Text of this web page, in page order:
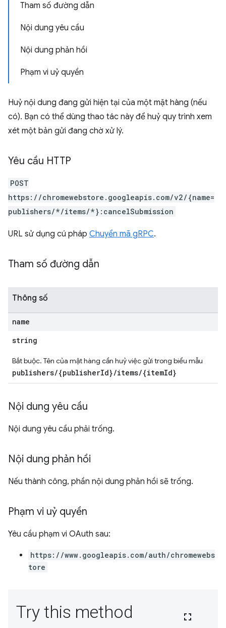
Tham số đường dẫn
Nội dung yêu cầu
Nội dung phản hồi
Phạm vi uỷ quyền
Huỷ nội dung đang gửi hiện tại của một mặt hàng (nếu
có). Bạn có thể dùng thao tác này để huỷ quy trình xem
xét một bản gửi đang chờ xử lý.
Yêu cầu HTTP
POST
https://chromewebstore.googleapis.com/v2/{name=
publishers/*/items/*}:cancelSubmission
URL sử dụng cú pháp Chuyển mã gRPC.
Tham số đường dẫn
Thông số
name
string
Bắt buộc. Tên của mặt hàng cần huỷ việc gửi trong biểu mẫu
publishers/{publisherId}/items/{itemId}
Nội dung yêu cầu
Nội dung yêu cầu phải trống.
Nội dung phản hồi
Nếu thành công, phần nội dung phản hồi sẽ trống.
Phạm vi uỷ quyền
Yêu cầu phạm vi OAuth sau:
https://www.googleapis.com/auth/chromewebs
tore